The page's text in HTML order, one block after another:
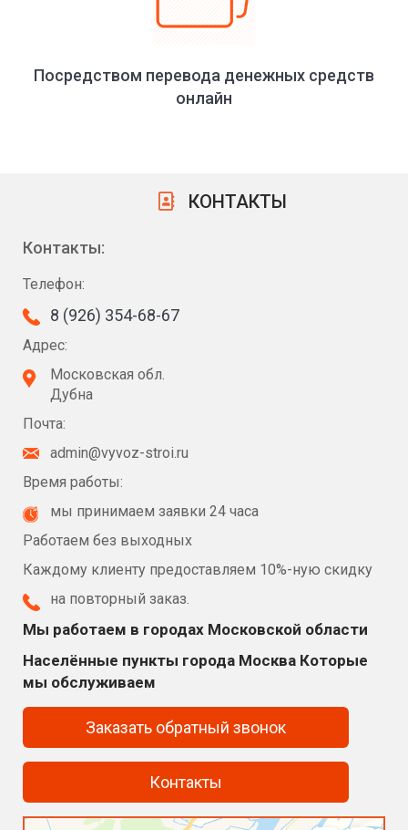
Посредством перевода денежных средств
онлайн
КОНТАКТЫ
Контакты:
Телефон:
8 (926) 354-68-67
Адрес:
Московская обл.
Дубна
Почта:
admin@vyvoz-stroi.ru
Время работы:
мы принимаем заявки 24 часа
Работаем без выходных
Каждому клиенту предоставляем 10%-ную скидку
на повторный заказ.
Мы работаем в городах Московской области
Населённые пункты города Москва Которые
мы обслуживаем
Заказать обратный звонок
Контакты